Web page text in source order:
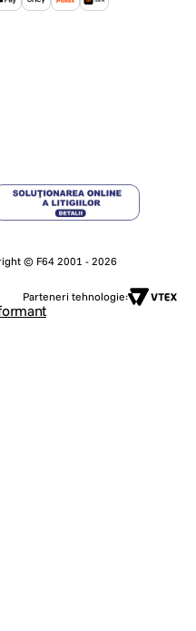
© F64 2001 - 2026
Parteneri tehnologie: